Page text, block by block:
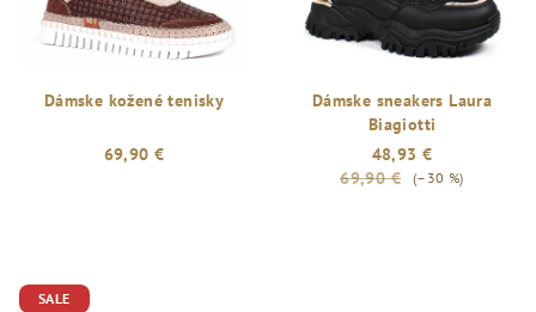
Dámske kožené tenisky
69,90 €
Dámske sneakers Laura
Biagiotti
48,93 €
69,90 €
(–30 %)
SALE